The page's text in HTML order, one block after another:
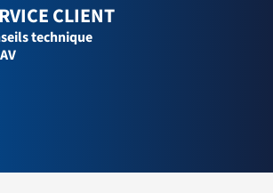
CLIENT
technique